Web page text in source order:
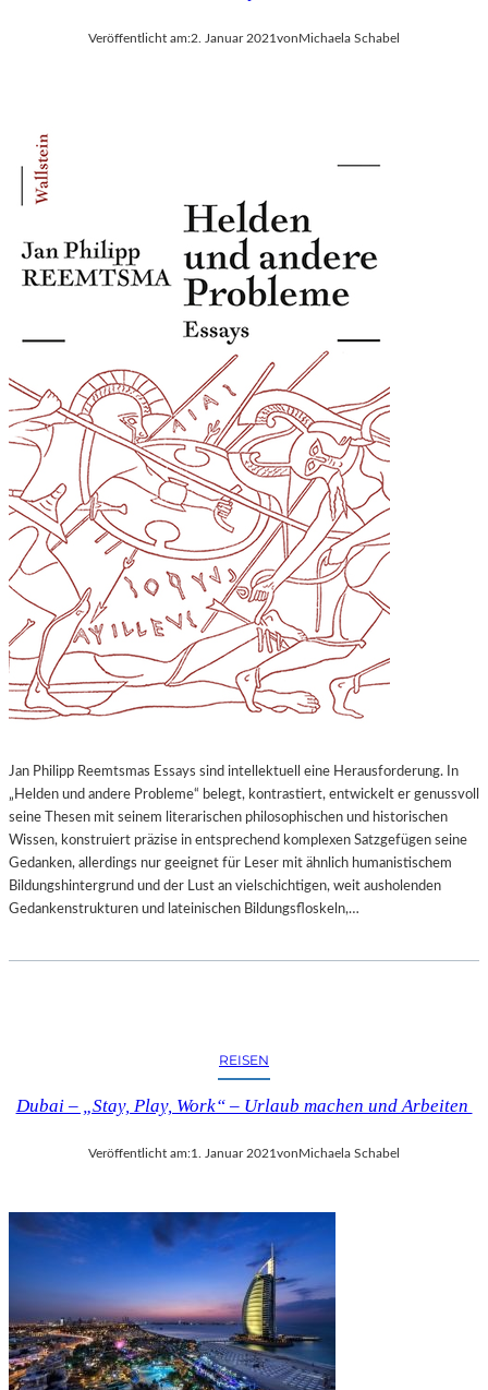
M
A
L
U
Veröffentlicht am:2. Januar 2021vonMichaela Schabel
Jan Philipp Reemtsmas Essays sind intellektuell eine Herausforderung. In
„Helden und andere Probleme“ belegt, kontrastiert, entwickelt er genussvoll
seine Thesen mit seinem literarischen philosophischen und historischen
Wissen, konstruiert präzise in entsprechend komplexen Satzgefügen seine
Gedanken, allerdings nur geeignet für Leser mit ähnlich humanistischem
Bildungshintergrund und der Lust an vielschichtigen, weit ausholenden
Gedankenstrukturen und lateinischen Bildungsfloskeln,…
REISEN
Dubai – „Stay, Play, Work“ – Urlaub machen und Arbeiten
Veröffentlicht am:1. Januar 2021vonMichaela Schabel